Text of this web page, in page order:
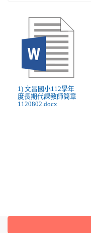
1) 文昌國小112學年
度長期代課教師簡章
1120802.docx
:::